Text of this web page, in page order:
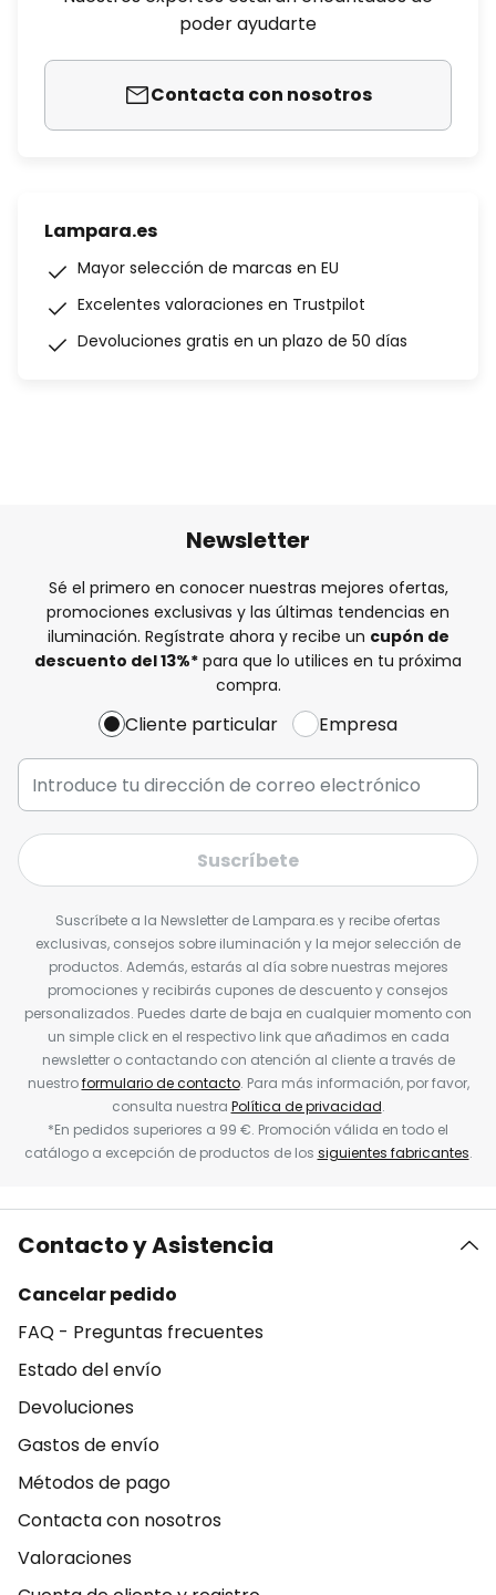
poder ayudarte
Contacta con nosotros
Lampara.es
Mayor selección de marcas en EU
Excelentes valoraciones en Trustpilot
Devoluciones gratis en un plazo de 50 días
Newsletter
Sé el primero en conocer nuestras mejores ofertas,
promociones exclusivas y las últimas tendencias en
iluminación. Regístrate ahora y recibe un cupón de
descuento del13%* para que lo utilices en tu próxima
compra.
Cliente particular Empresa
Suscríbete
Suscríbete a la Newsletter de Lampara.es y recibe ofertas
exclusivas, consejos sobre iluminación y la mejor selección de
productos. Además, estarás al día sobre nuestras mejores
promociones y recibirás cupones de descuento y consejos
personalizados. Puedes darte de baja en cualquier momento con
un simple click en el respectivo link que añadimos en cada
newsletter o contactando con atención al cliente a través de
nuestroformulario de contacto. Para más información, por favor,
consulta nuestra Política de privacidad.
*En pedidos superiores a 99 €. Promoción válida en todo el
catálogo a excepción de productos de los siguientes fabricantes.
Contacto y Asistencia
Cancelar pedido
FAQ - Preguntas frecuentes
Estado del envío
Devoluciones
Gastos de envío
Métodos de pago
Contacta con nosotros
Valoraciones